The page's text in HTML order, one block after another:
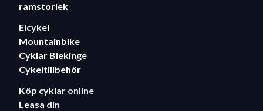
ramstorlek
Elcykel
Mountainbike
Cyklar Blekinge
Cykeltillbehör
Köp cyklar online
Leasa din